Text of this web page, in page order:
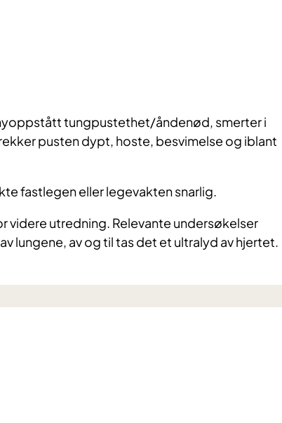
tungpustethet/åndenød, smerter i
pusten dypt, hoste, besvimelse og iblant
fastlegen eller legevakten snarlig.
videre utredning. Relevante undersøkelser
lungene, av og til tas det et ultralyd av hjertet.